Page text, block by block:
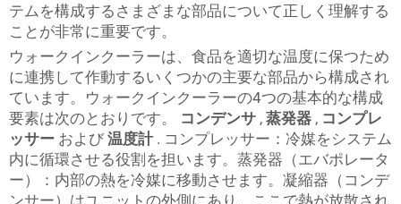
テムを構成するさまざまな部品について正しく理解する
ことが非常に重要です。
ウォークインクーラーは、食品を適切な温度に保つため
に連携して作動するいくつかの主要な部品から構成され
ています。ウォークインクーラーの4つの基本的な構成
要素は次のとおりです。 コンデンサ , 蒸発器 , コンプレ
ッサー および 温度計 . コンプレッサー：冷媒をシステム
内に循環させる役割を担います。蒸発器（エバポレータ
ー）：内部の熱を冷媒に移動させます。凝縮器（コンデ
ンサー）はユニットの外側にあり、ここで熱が放散され